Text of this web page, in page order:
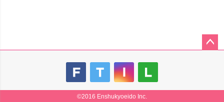
©2016 Enshukyoeido Inc.